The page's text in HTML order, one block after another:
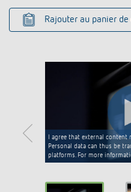
Rajouter au panier de
I agree that external content
Personal data can thus be
platforms. For more